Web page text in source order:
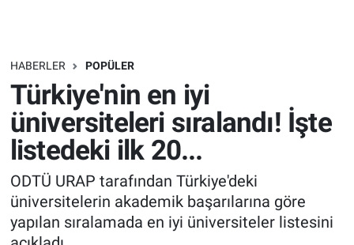
HABERLER POPÜLER
Türkiye'nin en iyi
üniversiteleri sıralandı! İşte
listedeki ilk 20...
ODTÜ URAP tarafından Türkiye'deki
üniversitelerin akademik başarılarına göre
yapılan sıralamada en iyi üniversiteler listesini
Bilim turu
Bilim ve Teknoloji Evreni
Doğa Konuşuyor
Dünya
Ege Saati
Dünya
Teknoloji
Sağlık
Spor
Yayın Akışı
Trafik Durumu
Süper Lig Puan Durumu ve Fikstür
Tüm Manşetler
Son Dakika Haberleri
Haber Arşivi